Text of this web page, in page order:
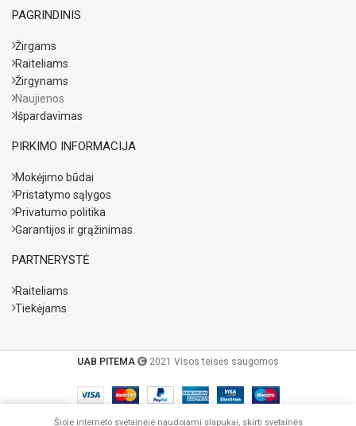
PAGRINDINIS
Žirgams
Raiteliams
Žirgynams
Naujienos
Išpardavimas
PIRKIMO INFORMACIJA
Mokėjimo būdai
Pristatymo sąlygos
Privatumo politika
Garantijos ir grąžinimas
PARTNERYSTĖ
Raiteliams
Tiekėjams
UAB PITEMA 2021 Visos teisės saugomos
Šioje interneto svetainėje naudojami slapukai, skirti svetainės